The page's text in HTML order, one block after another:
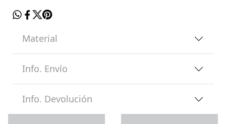
Material
Info. Envío
Info. Devolución